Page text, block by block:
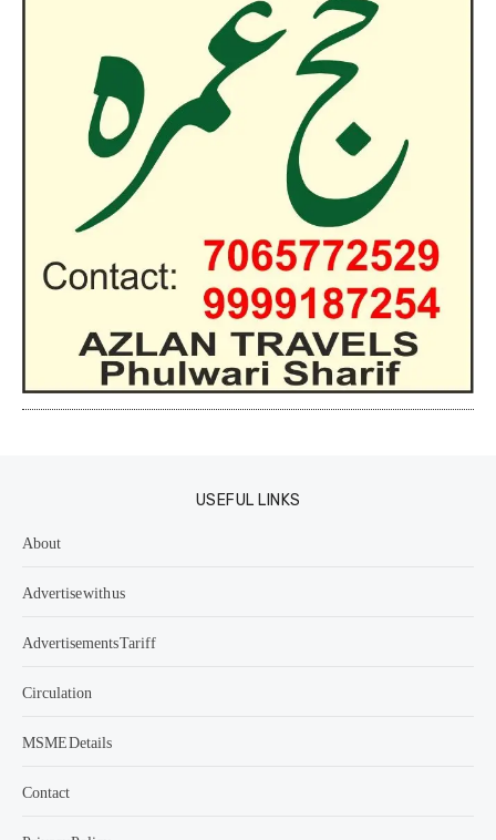
USEFUL LINKS
About
Advertise with us
Advertisements Tariff
Circulation
MSME Details
Contact